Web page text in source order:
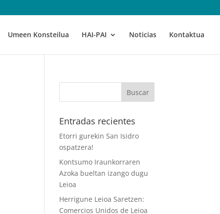
Umeen Konsteilua HAI-PAI Noticias Kontaktua
Entradas recientes
Etorri gurekin San Isidro
ospatzera!
Kontsumo Iraunkorraren
Azoka bueltan izango dugu
Leioa
Herrigune Leioa Saretzen:
Comercios Unidos de Leioa